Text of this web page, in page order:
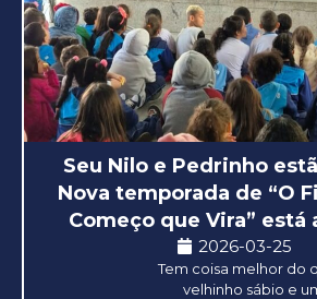
Seu Nilo e Pedrinho
Nova temporada de “O
Começo que Vira” está
2026-03-25
Tem coisa melhor do
velhinho sábio e